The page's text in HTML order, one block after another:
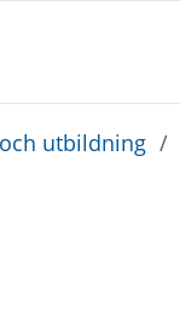
utbildning /